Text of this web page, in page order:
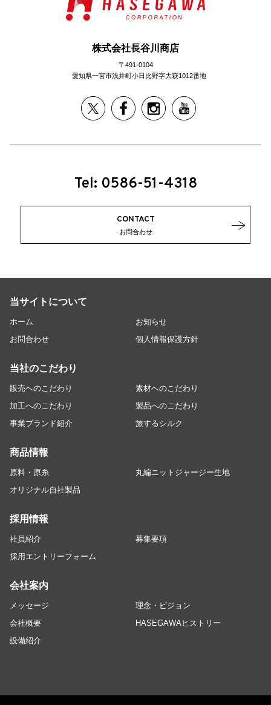
株式会社長谷川商店
〒491-0104
愛知県一宮市浅井町小日比野字大萩1012番地
Tel: 0586-51-4318
CONTACT
お問合わせ
当サイトについて
ホーム
お知らせ
お問合わせ
個人情報保護方針
当社のこだわり
販売へのこだわり
素材へのこだわり
加工へのこだわり
製品へのこだわり
事業ブランド紹介
旅するシルク
商品情報
原料・原糸
丸編ニットジャージー生地
オリジナル自社製品
採用情報
社員紹介
募集要項
採用エントリーフォーム
会社案内
メッセージ
理念・ビジョン
会社概要
HASEGAWAヒストリー
設備紹介